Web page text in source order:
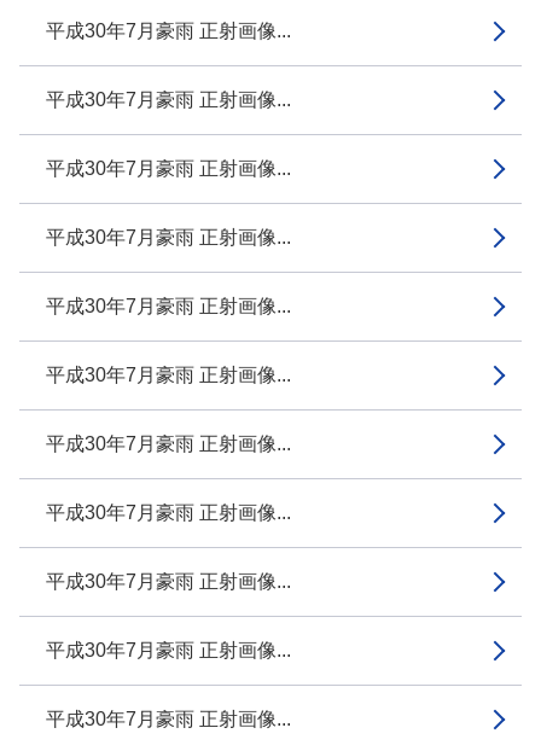
平成30年7月豪雨 正射画像...
平成30年7月豪雨 正射画像...
平成30年7月豪雨 正射画像...
平成30年7月豪雨 正射画像...
平成30年7月豪雨 正射画像...
平成30年7月豪雨 正射画像...
平成30年7月豪雨 正射画像...
平成30年7月豪雨 正射画像...
平成30年7月豪雨 正射画像...
平成30年7月豪雨 正射画像...
平成30年7月豪雨 正射画像...